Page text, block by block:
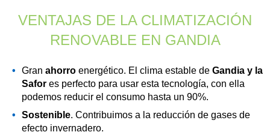
VENTAJAS DE LA CLIMATIZACIÓN
RENOVABLE EN GANDIA
Gran ahorro energético. El clima estable de Gandia y la
Safores perfecto para usar esta tecnología, con ella
podemos reducir el consumo hasta un 90%.
Sostenible. Contribuimos a la reducción de gases de
efecto invernadero.